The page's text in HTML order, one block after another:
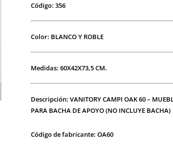
Código: 356
Color: BLANCO Y ROBLE
Medidas: 60X42X73,5 CM.
Descripción: VANITORY CAMPI OAK 60 –
PARA BACHA DE APOYO (NO INCLUYE BACHA)
Código de fabricante: OA60